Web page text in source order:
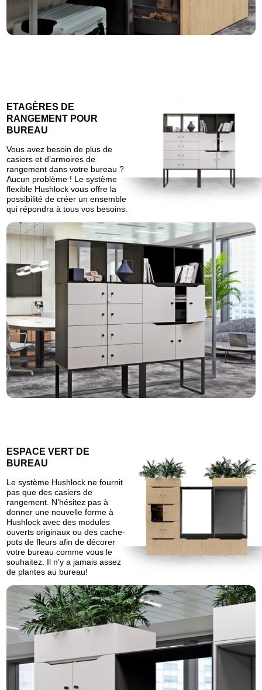
ETAGÈRES DE
RANGEMENT POUR
BUREAU
Vous avez besoin de plus de
casiers et d’armoires de
rangement dans votre bureau ?
Aucun problème ! Le système
flexible Hushlock vous offre la
possibilité de créer un ensemble
qui répondra à tous vos besoins.
ESPACE VERT DE
BUREAU
Le système Hushlock ne fournit
pas que des casiers de
rangement. N’hésitez pas à
donner une nouvelle forme à
Hushlock avec des modules
ouverts originaux ou des cache-
pots de fleurs afin de décorer
votre bureau comme vous le
souhaitez. Il n’y a jamais assez
de plantes au bureau!